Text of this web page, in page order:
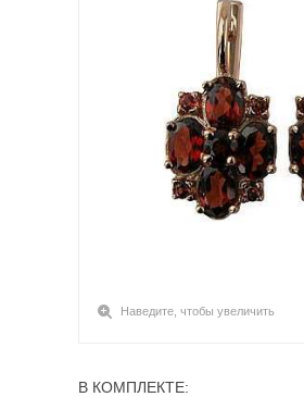
Наведите, чтобы увеличить
В КОМПЛЕКТЕ: